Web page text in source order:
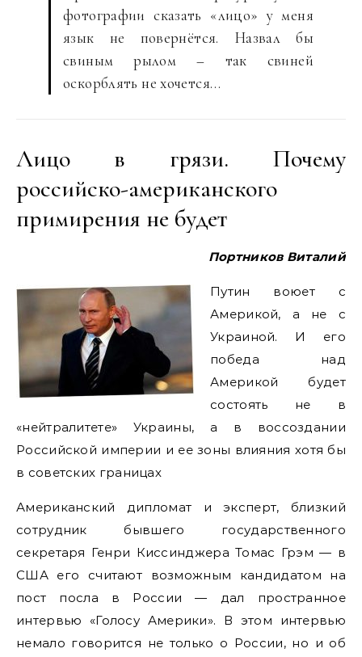
фотографии сказать «лицо» у меня
язык не повернётся. Назвал бы
свиным рылом – так свиней
оскорблять не хочется…
Лицо в грязи. Почему
российско-американского
примирения не будет
Портников Виталий
Путин воюет с
Америкой, а не с
Украиной. И его
победа над
Америкой будет
состоять не в
«нейтралитете» Украины, а в воссоздании
Российской империи и ее зоны влияния хотя бы
в советских границах
Американский дипломат и эксперт, близкий
сотрудник бывшего государственного
секретаря Генри Киссинджера Томас Грэм — в
США его считают возможным кандидатом на
пост посла в России — дал пространное
интервью «Голосу Америки». В этом интервью
немало говорится не только о России, но и об